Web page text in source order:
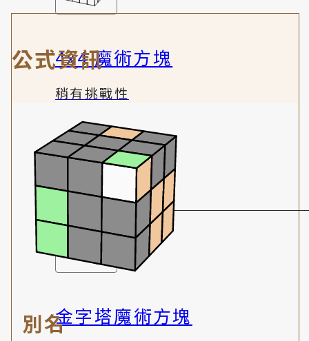
4x4 魔術方塊
稍有挑戰性
趣味體驗
金字塔魔術方塊
公式資訊
別名